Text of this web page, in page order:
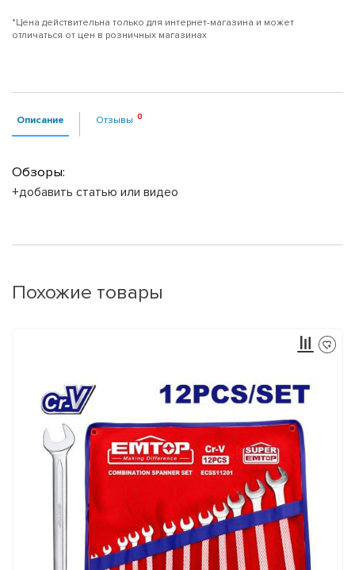
*Цена действительна только для интернет-магазина и может
отличаться от цен в розничных магазинах
Описание Отзывы
Обзоры:
+добавить статью или видео
Похожие товары